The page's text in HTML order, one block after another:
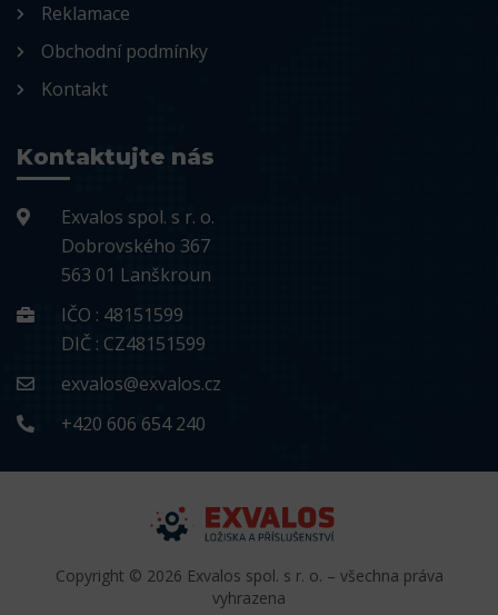
Reklamace
Obchodní podmínky
Kontakt
Kontaktujte nás
Exvalos spol. s r. o.
Dobrovského 367
563 01 Lanškroun
IČO : 48151599
DIČ : CZ48151599
exvalos@exvalos.cz
+420 606 654 240
Copyright © 2026 Exvalos spol. s r. o. – všechna práva
vyhrazena